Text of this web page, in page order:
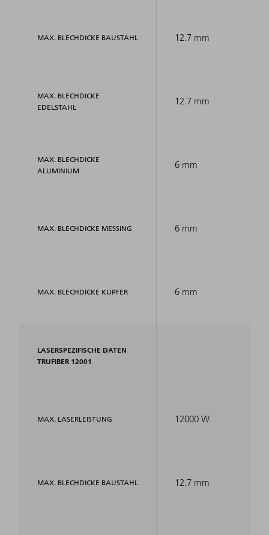
MAX. BLECHDICKE BAUSTAHL
MAX. BLECHDICKE
EDELSTAHL
MAX. BLECHDICKE
ALUMINIUM
MAX. BLECHDICKE MESSING
MAX. BLECHDICKE KUPFER
LASERSPEZIFISCHE DATEN
TRUFIBER 12001
MAX. LASERLEISTUNG
MAX. BLECHDICKE BAUSTAHL
12.7 mm
12.7 mm
6 mm
6 mm
6 mm
12000 W
12.7 mm